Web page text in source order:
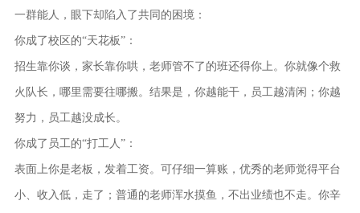
一群能人，眼下却陷入了共同的困境：
你成了校区的“天花板”：
招生靠你谈，家长靠你哄，老师管不了的班还得你上。你就像个救
火队长，哪里需要往哪搬。结果是，你越能干，员工越清闲；你越
努力，员工越没成长。
你成了员工的“打工人”：
表面上你是老板，发着工资。可仔细一算账，优秀的老师觉得平台
小、收入低，走了；普通的老师浑水摸鱼，不出业绩也不走。你辛